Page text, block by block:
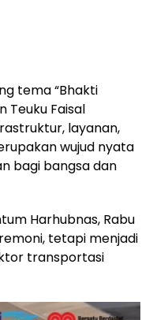
tema “Bhakti
Teuku Faisal
layanan,
wujud nyata
bagi bangsa dan
Harhubnas, Rabu
tetapi menjadi
transportasi